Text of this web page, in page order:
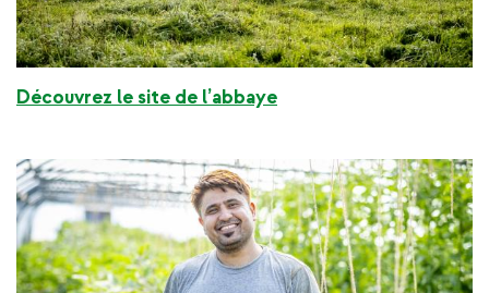
Découvrez le site de l’abbaye